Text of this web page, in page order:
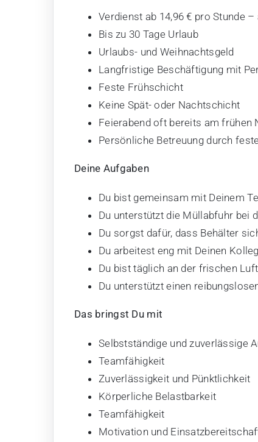
Verdienst ab 14,96 € pro Stunde
Bis zu 30 Tage Urlaub
Urlaubs- und Weihnachtsgeld
Langfristige Beschäftigung mit
Feste Frühschicht
Keine Spät- oder Nachtschicht
Feierabend oft bereits am frühen
Persönliche Betreuung durch
Deine Aufgaben
Du bist gemeinsam mit Deinem
Du unterstützt die Müllabfuhr bei
Du sorgst dafür, dass Behälter
Du arbeitest eng mit Deinen
Du bist täglich an der frischen
Du unterstützt einen
Das bringst Du mit
Selbstständige und zuverlässige
Teamfähigkeit
Zuverlässigkeit und Pünktlichkeit
Körperliche Belastbarkeit
Teamfähigkeit
Motivation und